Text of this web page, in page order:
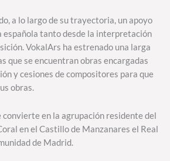
a lo largo de su trayectoria, un apoyo
española tanto desde la interpretación
VokalArs ha estrenado una larga
que se encuentran obras encargadas
y cesiones de compositores para que
obras.
convierte en la agrupación residente del
en el Castillo de Manzanares el Real
de Madrid.